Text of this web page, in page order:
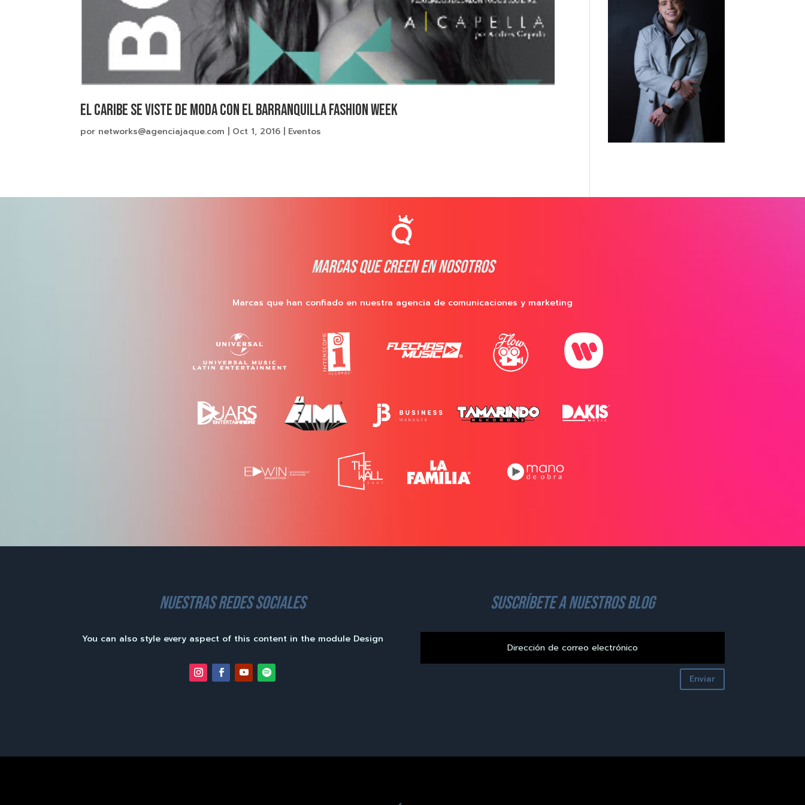
El Caribe Se Viste De Moda Con El BARRANQUILLA FASHION WEEK
por networks@agenciajaque.com | Oct 1, 2016 | Eventos
MARCAS QUE CREEN EN NOSOTROS
Marcas que han confiado en nuestra agencia de comunicaciones y marketing
nuestras redes sociales
You can also style every aspect of this content in the module Design
suscríbete a nuestros blog
Enviar